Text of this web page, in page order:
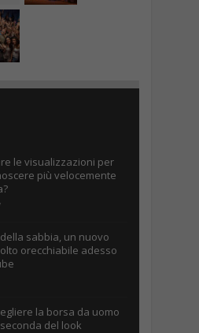
le visualizzazioni per
più velocemente
sabbia, un nuovo
orecchiabile adesso
la borsa da uomo
del look